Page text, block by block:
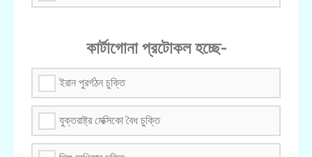
কার্টাগোনা প্রটোকল হচ্ছে-
ইরান পুরর্গঠন চুক্তি
যুক্তরাষ্ট্র মেক্সিকো বৈধ চুক্তি